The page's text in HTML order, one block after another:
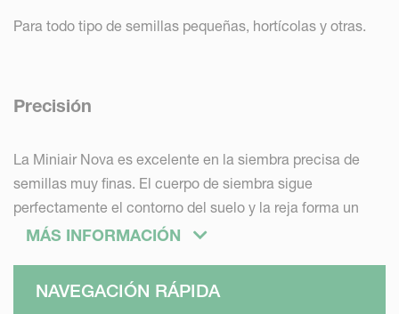
Para todo tipo de semillas pequeñas, hortícolas y otras.
Precisión
La Miniair Nova es excelente en la siembra precisa de
semillas muy finas. El cuerpo de siembra sigue
perfectamente el contorno del suelo y la reja forma un
surco limpio y claro para garantizar el mejor contacto
semillas es el primer paso fundamental en el camino
MÁS INFORMACIÓN
NAVEGACIÓN RÁPIDA